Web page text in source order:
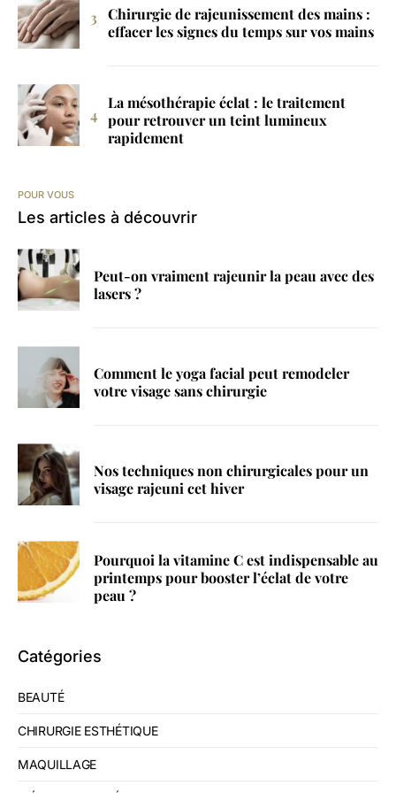
Chirurgie de rajeunissement des mains :
effacer les signes du temps sur vos mains
La mésothérapie éclat : le traitement
pour retrouver un teint lumineux
rapidement
POUR VOUS
Les articles à découvrir
Peut-on vraiment rajeunir la peau avec des
lasers ?
Comment le yoga facial peut remodeler
votre visage sans chirurgie
Nos techniques non chirurgicales pour un
visage rajeuni cet hiver
Pourquoi la vitamine C est indispensable au
printemps pour booster l’éclat de votre
peau ?
Catégories
BEAUTÉ
CHIRURGIE ESTHÉTIQUE
MAQUILLAGE